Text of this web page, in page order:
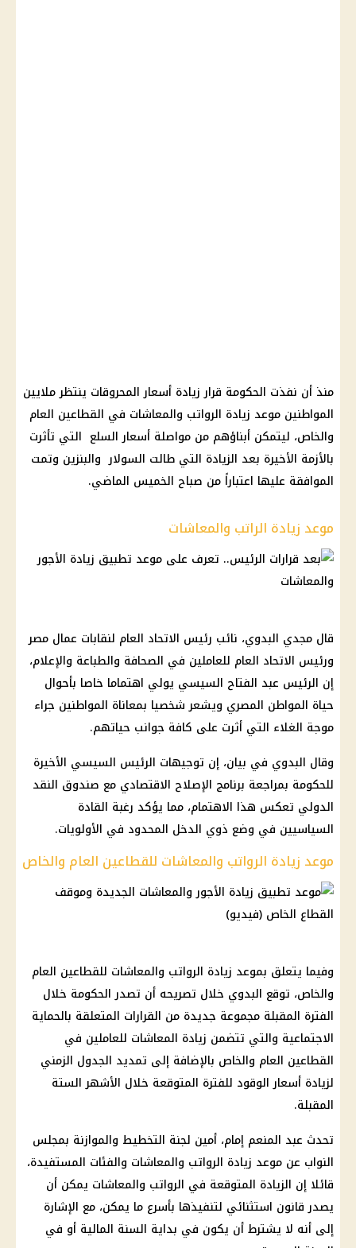
منذ أن نفذت الحكومة قرار زيادة أسعار المحروقات ينتظر ملايين
المواطنين موعد زيادة الرواتب والمعاشات في القطاعين العام
والخاص، ليتمكن أبناؤهم من مواصلة أسعار السلع التي تأثرت
بالأزمة الأخيرة بعد الزيادة التي طالت السولار والبنزين وتمت
الموافقة عليها اعتباراً من صباح الخميس الماضي.
موعد زيادة الراتب والمعاشات
قال مجدي البدوي، نائب رئيس الاتحاد العام لنقابات عمال مصر
ورئيس الاتحاد العام للعاملين في الصحافة والطباعة والإعلام،
إن الرئيس عبد الفتاح السيسي يولي اهتماما خاصا بأحوال
حياة المواطن المصري ويشعر شخصيا بمعاناة المواطنين جراء
موجة الغلاء التي أثرت على كافة جوانب حياتهم.
وقال البدوي في بيان، إن توجيهات الرئيس السيسي الأخيرة
للحكومة بمراجعة برنامج الإصلاح الاقتصادي مع صندوق النقد
الدولي تعكس هذا الاهتمام، مما يؤكد رغبة القادة
السياسيين في وضع ذوي الدخل المحدود في الأولويات.
موعد زيادة الرواتب والمعاشات للقطاعين العام والخاص
وفيما يتعلق بموعد زيادة الرواتب والمعاشات للقطاعين العام
والخاص، توقع البدوي خلال تصريحه أن تصدر الحكومة خلال
الفترة المقبلة مجموعة جديدة من القرارات المتعلقة بالحماية
الاجتماعية والتي تتضمن زيادة المعاشات للعاملين في
القطاعين العام والخاص بالإضافة إلى تمديد الجدول الزمني
لزيادة أسعار الوقود للفترة المتوقعة خلال الأشهر الستة
المقبلة.
تحدث عبد المنعم إمام، أمين لجنة التخطيط والموازنة بمجلس
النواب عن موعد زيادة الرواتب والمعاشات والفئات المستفيدة،
قائلا إن الزيادة المتوقعة في الرواتب والمعاشات يمكن أن
يصدر قانون استثنائي لتنفيذها بأسرع ما يمكن، مع الإشارة
إلى أنه لا يشترط أن يكون في بداية السنة المالية أو في